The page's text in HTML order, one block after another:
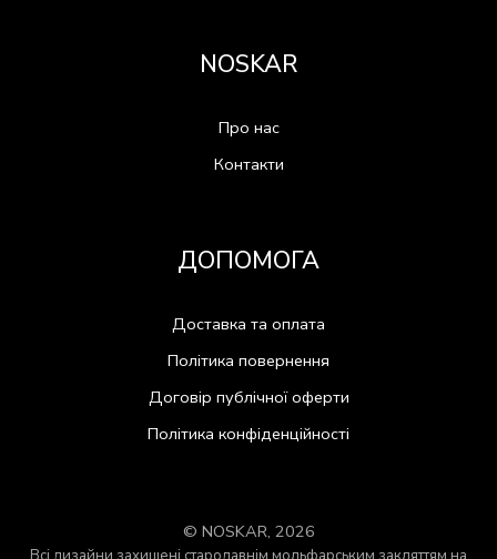
NOSKAR
Про нас
Контакти
ДОПОМОГА
Доставка та оплата
Політика повернення
Договір публічної оферти
Політика конфіденційності
© NOSKAR, 2026